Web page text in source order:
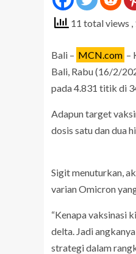
11 total views
Bali – MCN.com –
Bali, Rabu (16/2/
pada 4.831 titik di
Adapun target
dosis satu dan dua
Sigit menuturkan,
varian Omicron
“Kenapa vaksinasi
delta. Jadi
strategi dalam